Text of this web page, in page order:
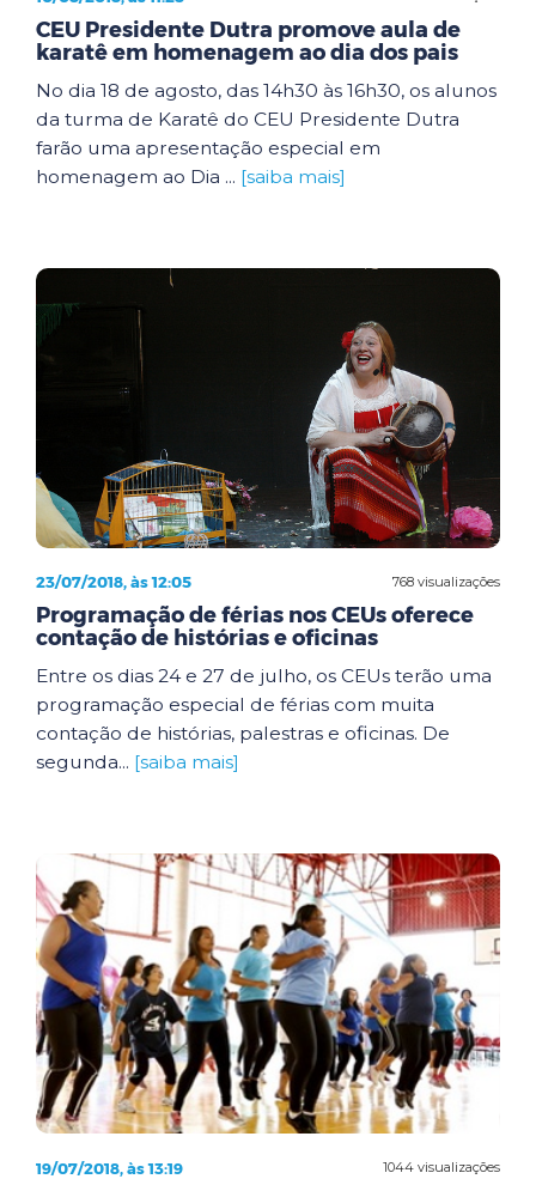
CEU Presidente Dutra promove aula de
karatê em homenagem ao dia dos pais
No dia 18 de agosto, das 14h30 às 16h30, os alunos
da turma de Karatê do CEU Presidente Dutra
farão uma apresentação especial em
homenagem ao Dia ... [saiba mais]
768 visualizações
23/07/2018, às 12:05
Programação de férias nos CEUs oferece
contação de histórias e oficinas
Entre os dias 24 e 27 de julho, os CEUs terão uma
programação especial de férias com muita
contação de histórias, palestras e oficinas. De
segunda... [saiba mais]
1044 visualizações
19/07/2018, às 13:19